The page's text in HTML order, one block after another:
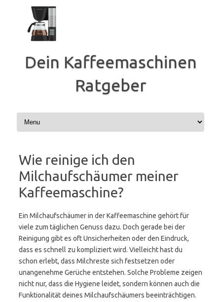
springen
Dein Kaffeemaschinen
Ratgeber
Wie reinige ich den
Milchaufschäumer meiner
Kaffeemaschine?
Ein Milchaufschäumer in der Kaffeemaschine gehört für
viele zum täglichen Genuss dazu. Doch gerade bei der
Reinigung gibt es oft Unsicherheiten oder den Eindruck,
dass es schnell zu kompliziert wird. Vielleicht hast du
schon erlebt, dass Milchreste sich festsetzen oder
unangenehme Gerüche entstehen. Solche Probleme zeigen
nicht nur, dass die Hygiene leidet, sondern können auch die
Funktionalität deines Milchaufschäumers beeinträchtigen.